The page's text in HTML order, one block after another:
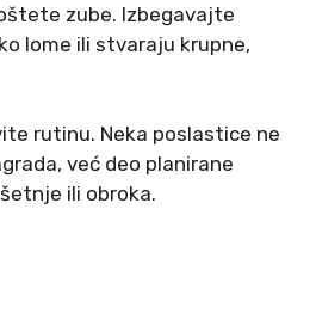
zube. Izbegavajte
lome ili stvaraju krupne,
rutinu. Neka poslastice ne
već deo planirane
ili obroka.